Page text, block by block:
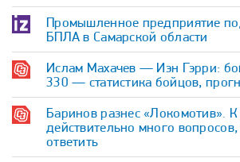
Промышленное предприятие
БПЛА в Самарской области
Ислам Махачев — Иэн Гэрри:
330 — статистика бойцов,
Баринов разнес «Локомотив».
действительно много
ответить